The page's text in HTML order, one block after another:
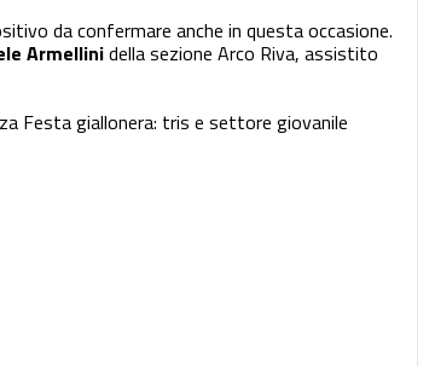
da confermare anche in questa occasione.
Armellinidella sezione Arco Riva, assistito
Festa giallonera: tris e settore giovanile